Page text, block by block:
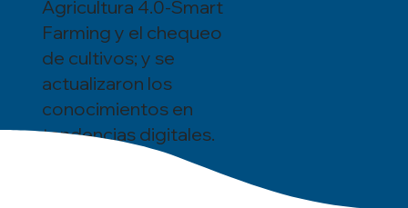
Agricultura 4.0-Smart
Farming y el chequeo
de cultivos; y se
actualizaron los
conocimientos en
tendencias digitales.